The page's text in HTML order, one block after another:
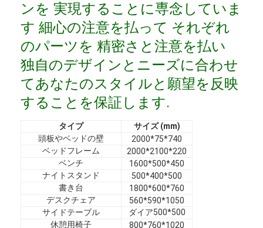
私たちについて
工場見学
品質管理
お問い合わせ
ニュース
よくある質問
今雑談しなさい
ンを 実現することに専念していま
す 細心の注意を払って それぞれ
のパーツを 精密さと注意を払い
独自のデザインとニーズに合わせ
てあなたのスタイルと願望を反映
することを保証します.
タイプ
サイズ (mm)
頭板やベッドの壁
2000*75*740
ベッドフレーム
2000*2100*220
ベンチ
1600*500*450
ナイトスタンド
500*400*500
書き台
1800*600*760
デスクチェア
560*590*1050
サイドテーブル
ダイア500*500
休憩用椅子
800*760*1020